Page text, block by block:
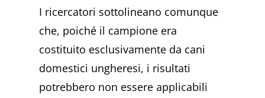
I ricercatori sottolineano comunque
che, poiché il campione era
costituito esclusivamente da cani
domestici ungheresi, i risultati
potrebbero non essere applicabili